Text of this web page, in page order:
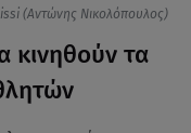
(Αντώνης Νικολόπουλος)
κινηθούν τα